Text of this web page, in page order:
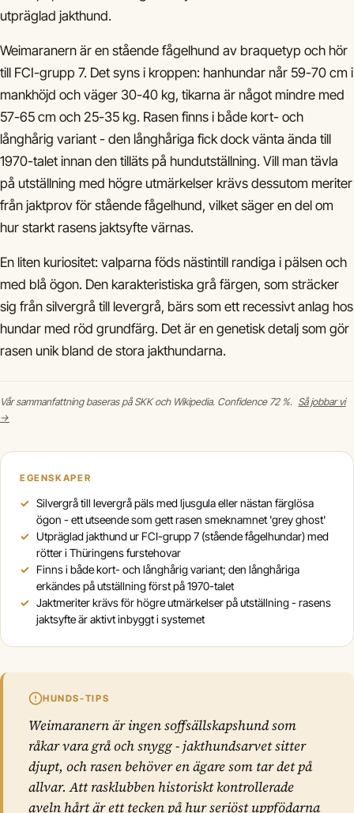
utpräglad jakthund.
Weimaranern är en stående fågelhund av braquetyp och hör
till FCI-grupp 7. Det syns i kroppen: hanhundar når 59-70 cm i
mankhöjd och väger 30-40 kg, tikarna är något mindre med
57-65 cm och 25-35 kg. Rasen finns i både kort- och
långhårig variant - den långhåriga fick dock vänta ända till
1970-talet innan den tilläts på hundutställning. Vill man tävla
på utställning med högre utmärkelser krävs dessutom meriter
från jaktprov för stående fågelhund, vilket säger en del om
hur starkt rasens jaktsyfte värnas.
En liten kuriositet: valparna föds nästintill randiga i pälsen och
med blå ögon. Den karakteristiska grå färgen, som sträcker
sig från silvergrå till levergrå, bärs som ett recessivt anlag hos
hundar med röd grundfärg. Det är en genetisk detalj som gör
rasen unik bland de stora jakthundarna.
Vår sammanfattning baseras på SKK och Wikipedia. Confidence 72 %. Så jobbar vi
→
EGENSKAPER
Silvergrå till levergrå päls med ljusgula eller nästan färglösa
ögon - ett utseende som gett rasen smeknamnet 'grey ghost'
Utpräglad jakthund ur FCI-grupp 7 (stående fågelhundar) med
rötter i Thüringens furstehovar
Finns i både kort- och långhårig variant; den långhåriga
erkändes på utställning först på 1970-talet
Jaktmeriter krävs för högre utmärkelser på utställning - rasens
jaktsyfte är aktivt inbyggt i systemet
HUNDS-TIPS
Weimaranern är ingen soffsällskapshund som
råkar vara grå och snygg - jakthundsarvet sitter
djupt, och rasen behöver en ägare som tar det på
allvar. Att rasklubben historiskt kontrollerade
aveln hårt är ett tecken på hur seriöst uppfödarna